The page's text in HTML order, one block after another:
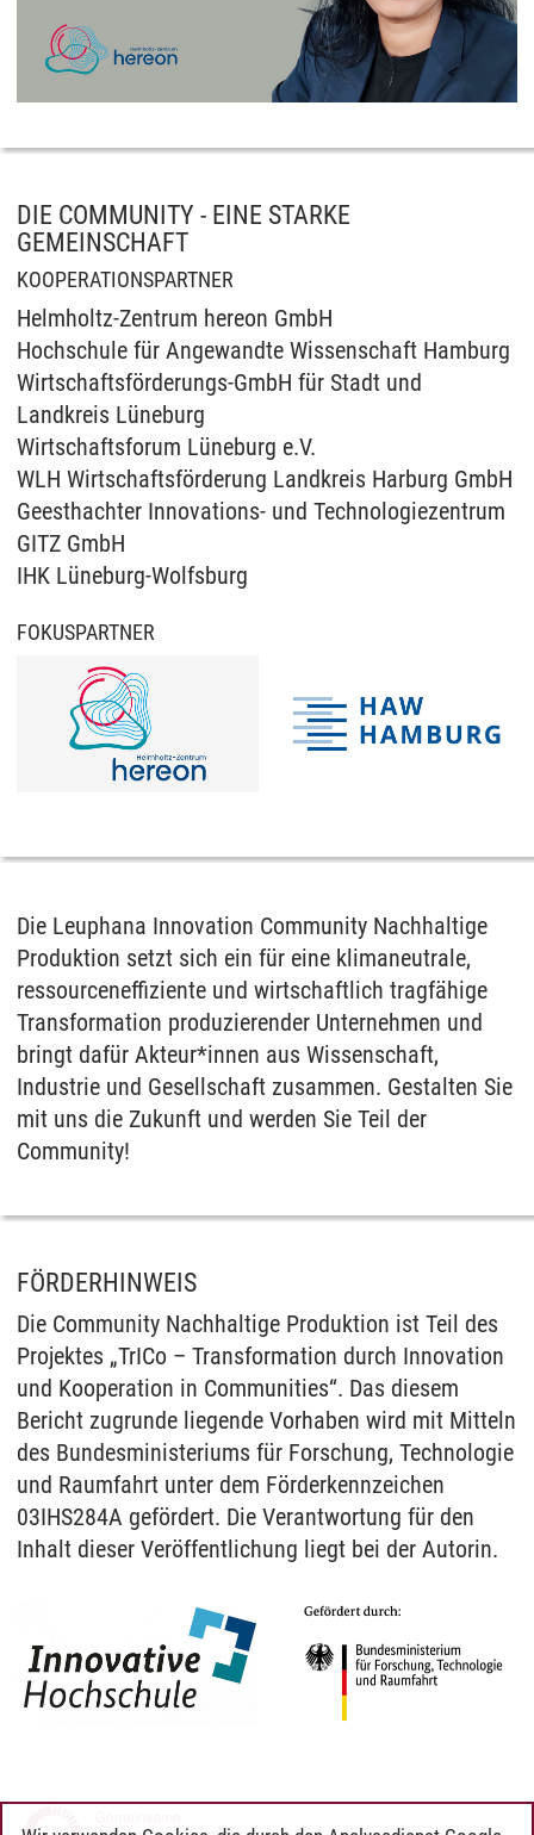
DIE COMMUNITY - EINE STARKE
GEMEINSCHAFT
KOOPERATIONSPARTNER
Helmholtz-Zentrum hereon GmbH
Hochschule für Angewandte Wissenschaft Hamburg
Wirtschaftsförderungs-GmbH für Stadt und
Landkreis Lüneburg
Wirtschaftsforum Lüneburg e.V.
WLH Wirtschaftsförderung Landkreis Harburg GmbH
Geesthachter Innovations- und Technologiezentrum
GITZ GmbH
IHK Lüneburg-Wolfsburg
FOKUSPARTNER
Die Leuphana Innovation Community Nachhaltige
Produktion setzt sich ein für eine klimaneutrale,
ressourceneffiziente und wirtschaftlich tragfähige
Transformation produzierender Unternehmen und
bringt dafür Akteur*innen aus Wissenschaft,
Industrie und Gesellschaft zusammen. Gestalten Sie
mit uns die Zukunft und werden Sie Teil der
Community!
FÖRDERHINWEIS
Die Community Nachhaltige Produktion ist Teil des
Projektes „TrICo – Transformation durch Innovation
und Kooperation in Communities“. Das diesem
Bericht zugrunde liegende Vorhaben wird mit Mitteln
des Bundesministeriums für Forschung, Technologie
und Raumfahrt unter dem Förderkennzeichen
03IHS284A gefördert. Die Verantwortung für den
Inhalt dieser Veröffentlichung liegt bei der Autorin.